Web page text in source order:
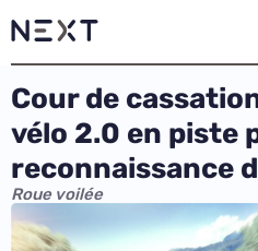
Cour de
vélo 2.0 en piste
reconnaissance
Roue voilée